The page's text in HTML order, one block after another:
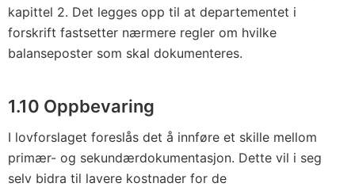
kapittel 2. Det legges opp til at departementet i
forskrift fastsetter nærmere regler om hvilke
balanseposter som skal dokumenteres.
1.10 Oppbevaring
I lovforslaget foreslås det å innføre et skille mellom
primær- og sekundærdokumentasjon. Dette vil i seg
selv bidra til lavere kostnader for de